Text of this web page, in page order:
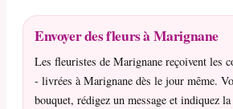
Envoyer des fleurs à Marignane
Les fleuristes de Marignane reçoivent les
- livrées à Marignane dès le jour même.
bouquet, rédigez un message et indiquez